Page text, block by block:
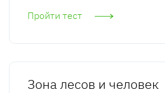
Пройти тест
Зона лесов и человек